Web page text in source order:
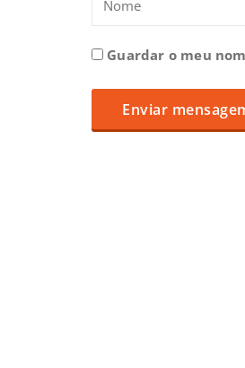
Guardar o meu